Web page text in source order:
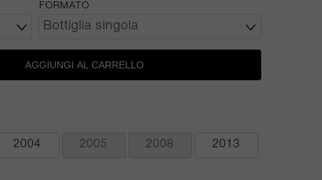
FORMATO
AGGIUNGI AL CARRELLO
2004 2005 2008 2013